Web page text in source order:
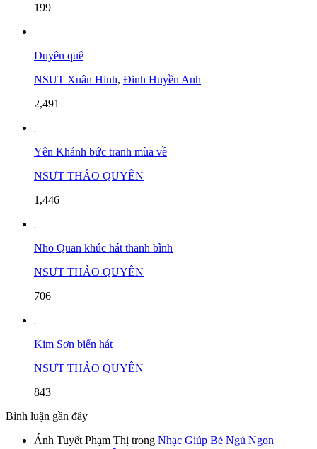
199
Duyên quê
NSUT Xuân Hinh, Đinh Huyền Anh
2,491
Yên Khánh bức tranh mùa về
NSƯT THẢO QUYÊN
1,446
Nho Quan khúc hát thanh bình
NSƯT THẢO QUYÊN
706
Kim Sơn biển hát
NSƯT THẢO QUYÊN
843
Bình luận gần đây
Ánh Tuyết Phạm Thị trong Nhạc Giúp Bé Ngủ Ngon